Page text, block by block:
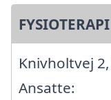
Knivholtvej
Ansatte: